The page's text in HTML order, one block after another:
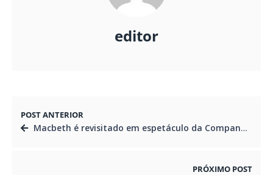
editor
POST ANTERIOR
Macbeth é revisitado em espetáculo da Companhia dos Palhaços
PRÓXIMO POST